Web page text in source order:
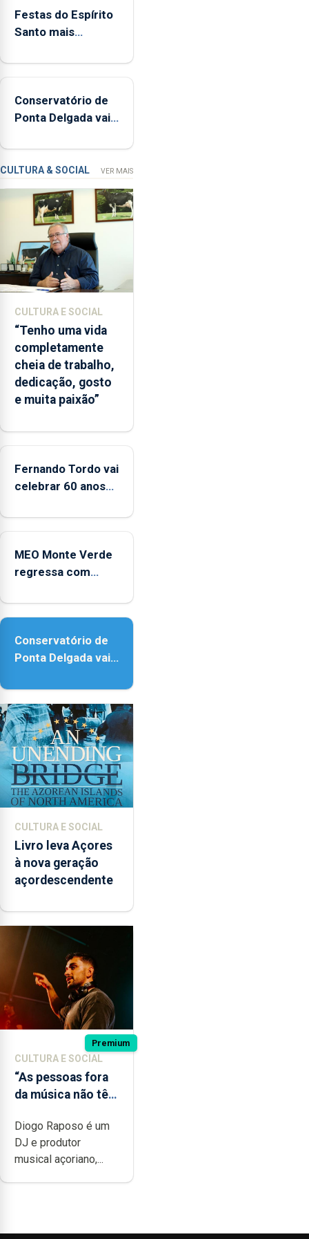
ocorrências
e
inspeções
relacionadas
a
apanha
ilegal
lapas
2022
e
2026.
ilha
das
Flores
apresenta
um
“decréscimo
da
entre
2022
2025
Festas do Espírito
Santo mais
Conservatório de
Ponta Delgada vai
instrumentos
CULTURA & SOCIAL VER MAIS
CULTURA E SOCIAL
“Tenho uma vida
completamente
cheia de trabalho,
dedicação, gosto
e muita paixão”
Fernando Tordo vai
celebrar 60 anos
Coliseu Micaelense
MEO Monte Verde
regressa com
acessibilidade
Conservatório de
Ponta Delgada vai
instrumentos
CULTURA E SOCIAL
Livro leva Açores
à nova geração
açordescendente
Premium
CULTURA E SOCIAL
“As pessoas fora
da música não têm
difícil é produzir
uma música”
Diogo Raposo é um
DJ e produtor
musical açoriano,...